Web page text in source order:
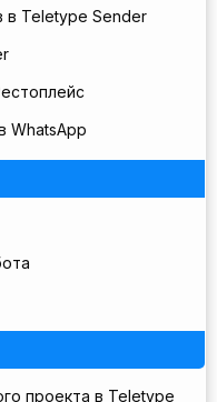
в Teletype Sender
WhatsApp
проекта в Teletype